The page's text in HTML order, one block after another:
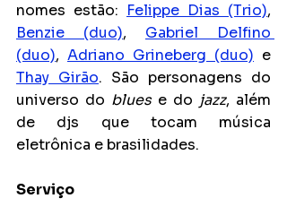
nomes estão: Felippe Dias (Trio)
Benzie (duo), Gabriel Delfino
(duo), Adriano Grineberg (duo)
Thay Girão. São personagens do
universo do blues e do jazz, além
de djs que tocam música
eletrônica e brasilidades.
Serviço